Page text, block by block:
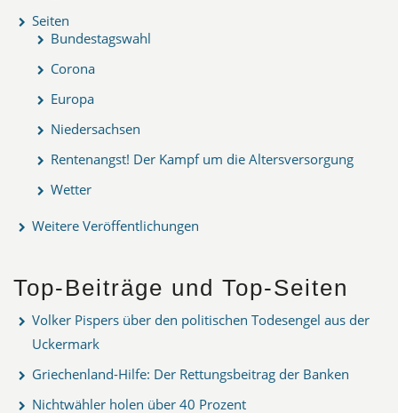
Seiten
Bundestagswahl
Corona
Europa
Niedersachsen
Rentenangst! Der Kampf um die Altersversorgung
Wetter
Weitere Veröffentlichungen
Top-Beiträge und Top-Seiten
Volker Pispers über den politischen Todesengel aus der
Uckermark
Griechenland-Hilfe: Der Rettungsbeitrag der Banken
Nichtwähler holen über 40 Prozent